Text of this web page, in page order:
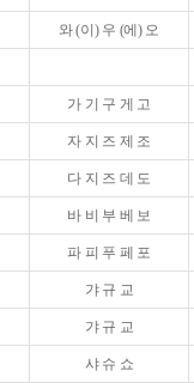
와 (이) 우 (에) 오
가 기 구 게 고
자 지 즈 제 조
다 지 즈 데 도
바 비 부 베 보
파 피 푸 페 포
갸 규 교
갸 규 교
샤 슈 쇼